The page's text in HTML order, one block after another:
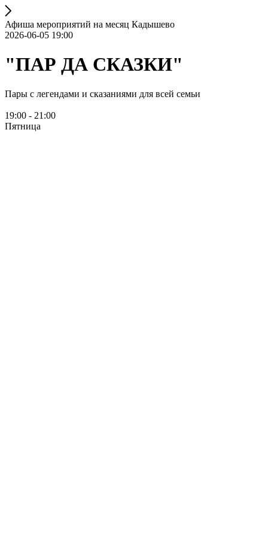
Афиша мероприятий на месяц Кадышево
2026-06-05 19:00
"ПАР ДА СКАЗКИ"
Пары с легендами и сказаниями для всей семьи
19:00 - 21:00
Пятница